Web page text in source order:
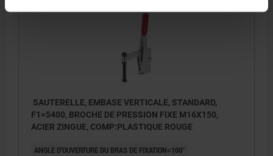
SAUTERELLE, EMBASE VERTICALE, STANDARD,
F1=5400, BROCHE DE PRESSION FIXE M16X150,
ACIER ZINGUE, COMP:PLASTIQUE ROUGE
ANGLE D’OUVERTURE DU BRAS DE FIXATION=100°